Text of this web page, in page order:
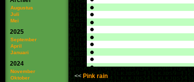
Augustus
Juli
Mei
2025
September
April
Januari
2024
November
Oktober
Pink rain